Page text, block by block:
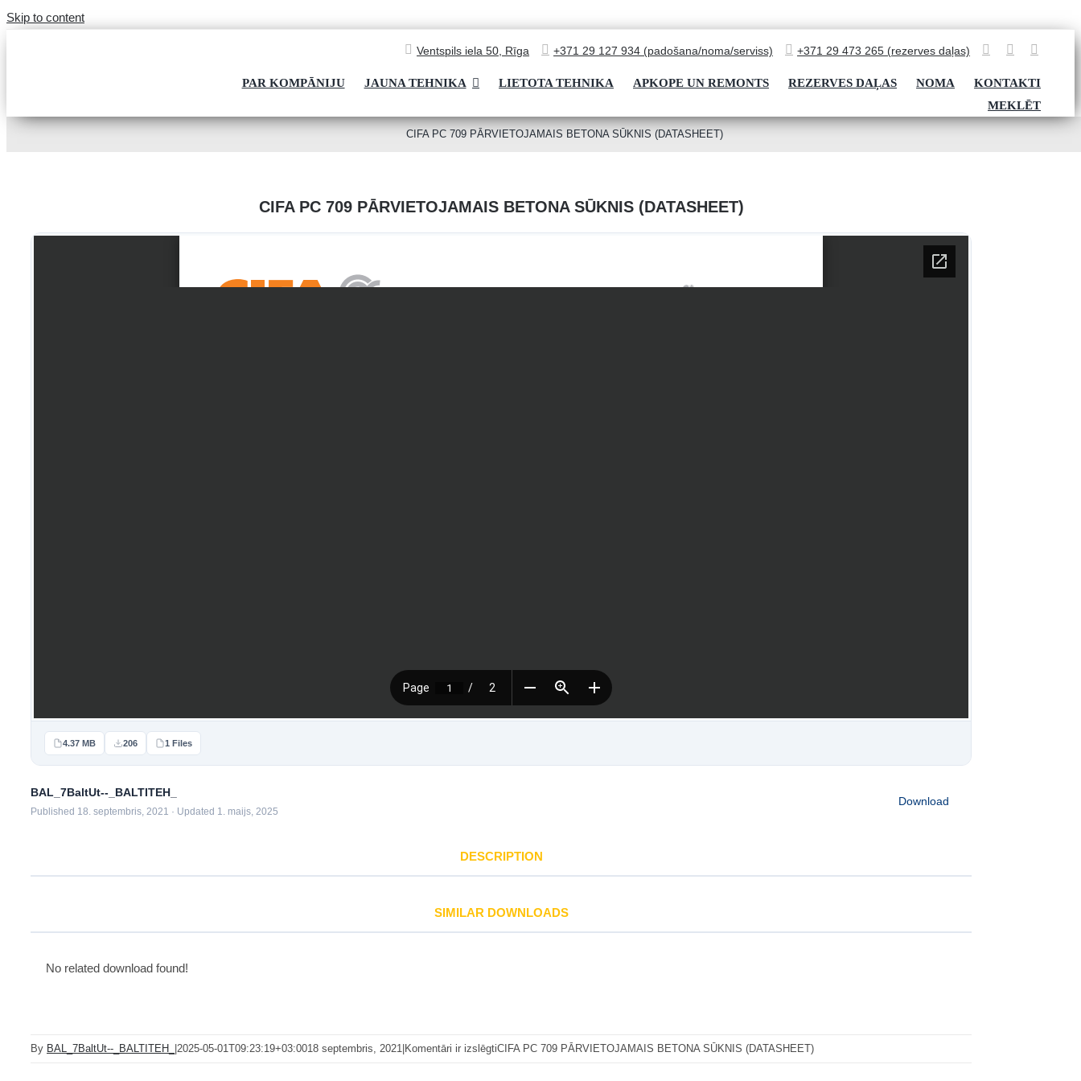
Skip to content
Ventspils iela 50, Rīga +371 29 127 934 (padošana/noma/serviss) +371 29 473 265 (rezerves daļas)
PAR KOMPĀNIJU JAUNA TEHNIKA LIETOTA TEHNIKA APKOPE UN REMONTS REZERVES DAĻAS NOMA
KONTAKTI
MEKLĒT
CIFA PC 709 PĀRVIETOJAMAIS BETONA SŪKNIS (DATASHEET)
CIFA PC 709 PĀRVIETOJAMAIS BETONA SŪKNIS (DATASHEET)
4.37 MB 206 1 Files
BAL_7BaltUt--_BALTITEH_
Published 18. septembris, 2021 · Updated 1. maijs, 2025
Download
DESCRIPTION
SIMILAR DOWNLOADS
No related download found!
By BAL_7BaltUt--_BALTITEH_ |2025-05-01T09:23:19+03:0018 septembris, 2021 |Komentāri ir izslēgtiCIFA PC 709 PĀRVIETOJAMAIS BETONA SŪKNIS (DATASHEET)